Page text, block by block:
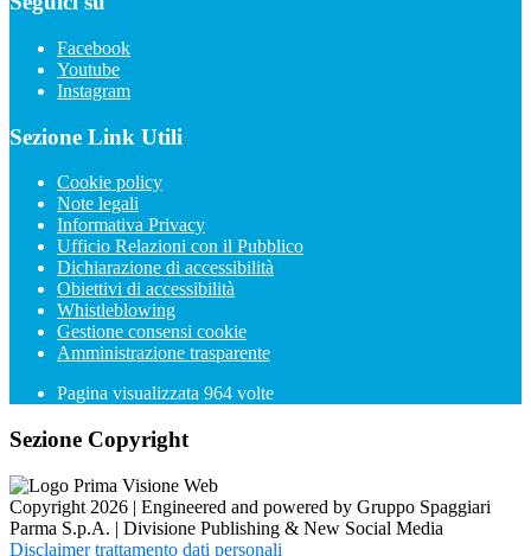
Facebook
Youtube
Instagram
Sezione Link Utili
Cookie policy
Note legali
Informativa Privacy
Ufficio Relazioni con il Pubblico
Dichiarazione di accessibilità
Obiettivi di accessibilità
Whistleblowing
Gestione consensi cookie
Amministrazione trasparente
Pagina visualizzata 964 volte
Sezione Copyright
Copyright 2026 | Engineered and powered by Gruppo Spaggiari
Parma S.p.A. | Divisione Publishing & New Social Media
Disclaimer trattamento dati personali